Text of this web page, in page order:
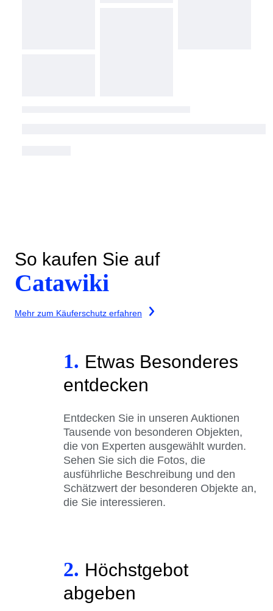
So kaufen Sie auf
Catawiki
Mehr zum Käuferschutz erfahren
1. Etwas Besonderes
entdecken
Entdecken Sie in unseren Auktionen
Tausende von besonderen Objekten,
die von Experten ausgewählt wurden.
Sehen Sie sich die Fotos, die
ausführliche Beschreibung und den
Schätzwert der besonderen Objekte an,
die Sie interessieren.
2. Höchstgebot
abgeben